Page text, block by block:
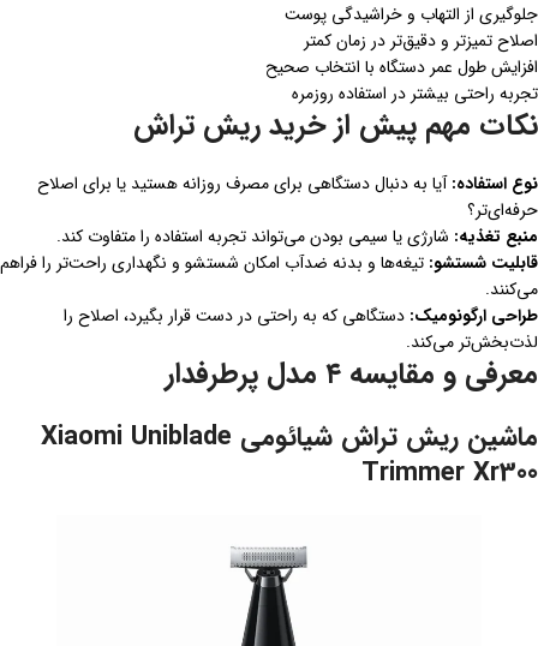
جلوگیری از التهاب و خراشیدگی پوست
اصلاح تمیزتر و دقیق‌تر در زمان کمتر
افزایش طول عمر دستگاه با انتخاب صحیح
تجربه راحتی بیشتر در استفاده روزمره
نکات مهم پیش از خرید ریش تراش
نوع استفاده:آیا به دنبال دستگاهی برای مصرف روزانه هستید یا برای اصلاح
حرفه‌ای‌تر؟
منبع تغذیه: شارژی یا سیمی بودن می‌تواند تجربه استفاده را متفاوت کند.
قابلیت شستشو: تیغه‌ها و بدنه ضدآب امکان شستشو و نگهداری راحت‌تر را فراهم
می‌کنند.
طراحی ارگونومیک: دستگاهی که به راحتی در دست قرار بگیرد، اصلاح را
لذت‌بخش‌تر می‌کند.
معرفی و مقایسه ۴ مدل پرطرفدار
ماشین ریش تراش شیائومی Xiaomi Uniblade
Trimmer Xr300